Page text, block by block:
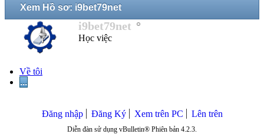
Xem Hồ sơ: i9bet79net
i9bet79net
Học việc
Về tôi
...
Đăng nhập Đăng Ký Xem trên PC Lên trên
Diễn đàn sử dụng vBulletin® Phiên bản 4.2.3.